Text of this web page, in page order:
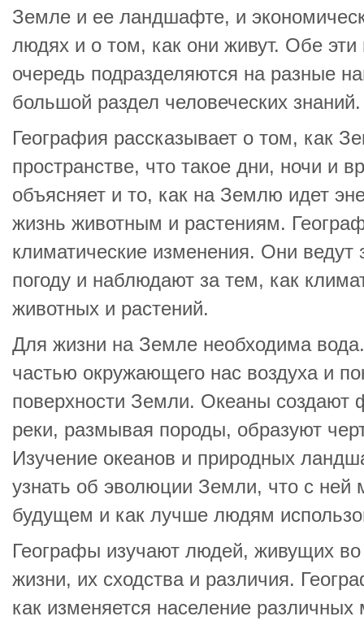
Земле и ее ландшафте, и
людях и о том, как они живут. Обе
очередь подразделяются на разные
большой раздел человеческих знаний.
География рассказывает о том, как
пространстве, что такое дни, ночи и
объясняет и то, как на Землю идет
жизнь животным и растениям.
климатические изменения. Они ведут
погоду и наблюдают за тем, как
животных и растений.
Для жизни на Земле необходима
частью окружающего нас воздуха и
поверхности Земли. Океаны создают
реки, размывая породы, образуют
Изучение океанов и природных
узнать об эволюции Земли, что с ней
будущем и как лучше людям
Географы изучают людей, живущих
жизни, их сходства и различия.
как изменяется население различных